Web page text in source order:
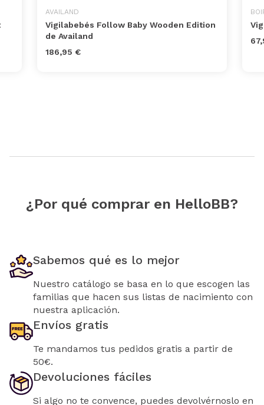
AVAILAND
Vigilabebés Follow Baby Wooden Edition
de Availand
186,95 €
¿Por qué comprar en HelloBB?
Sabemos qué es lo mejor
Nuestro catálogo se basa en lo que escogen las
familias que hacen sus listas de nacimiento con
nuestra aplicación.
Envíos gratis
Te mandamos tus pedidos gratis a partir de
50€.
Devoluciones fáciles
Si algo no te convence, puedes devolvérnoslo en